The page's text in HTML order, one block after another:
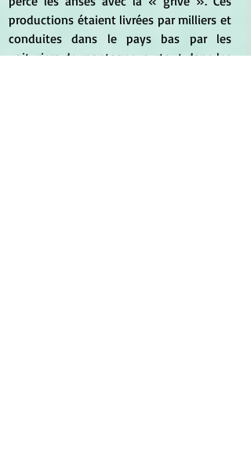
productions étaient livrées par milliers et
conduites dans le pays bas par les
voituriers de montagne, surtout dans les